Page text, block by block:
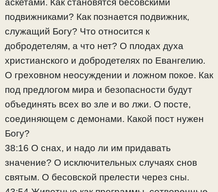
подвижниками? Как познается подвижник,
служащий Богу? Что относится к
добродетелям, а что нет? О плодах духа
христианского и добродетелях по Евангелию.
О греховном неосуждении и ложном покое. Как
под предлогом мира и безопасности будут
объединять всех во зле и во лжи. О посте,
соединяющем с демонами. Какой пост нужен
Богу?
38:16 О снах, и надо ли им придавать
значение? О исключительных случаях снов
святым. О бесовской прелести через сны.